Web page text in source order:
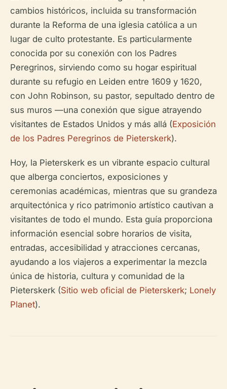
cambios históricos, incluida su transformación
durante la Reforma de una iglesia católica a un
lugar de culto protestante. Es particularmente
conocida por su conexión con los Padres
Peregrinos, sirviendo como su hogar espiritual
durante su refugio en Leiden entre 1609 y 1620,
con John Robinson, su pastor, sepultado dentro de
sus muros —una conexión que sigue atrayendo
visitantes de Estados Unidos y más allá (Exposición
de los Padres Peregrinos de Pieterskerk).
Hoy, la Pieterskerk es un vibrante espacio cultural
que alberga conciertos, exposiciones y
ceremonias académicas, mientras que su grandeza
arquitectónica y rico patrimonio artístico cautivan a
visitantes de todo el mundo. Esta guía proporciona
información esencial sobre horarios de visita,
entradas, accesibilidad y atracciones cercanas,
ayudando a los viajeros a experimentar la mezcla
única de historia, cultura y comunidad de la
Pieterskerk (Sitio web oficial de Pieterskerk; Lonely
Planet).